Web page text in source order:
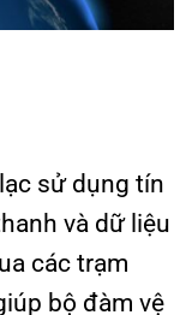
sử dụng tín
và dữ liệu
các trạm
bộ đàm vệ